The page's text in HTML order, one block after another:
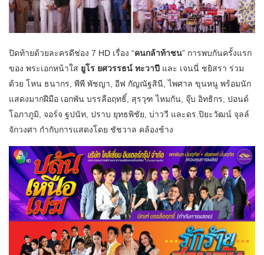
ปิดท้ายด้วยละครดีช่อง 7 HD เรื่อง “คนกล้าท้าชน” การพบกันครั้งแรก
ของ พระเอกหน้าใส ยูโร ยศวรรธน์ ทะวาปี และ เจนนี่ ชยิสรา ร่วม
ด้วย โหน ธนากร, พีพี พัชญา, อีฟ กัญณัฐสินี, ไพศาล ขุนหนู พร้อมนัก
แสดงมากฝีมือ เอกพัน บรรลือฤทธิ์, สุรวุฑ ไหมกัน, จุ๊บ อิทธิกร, ปอนด์
โอภาภูมิ, จอร์จ ฐปนัท, ปราบ ยุทธพิชัย, บ่าววี และดร.ปิยะวัฒน์ จุลล์
จักวงศา กำกับการแสดงโดย ชัชวาล คล้องช้าง